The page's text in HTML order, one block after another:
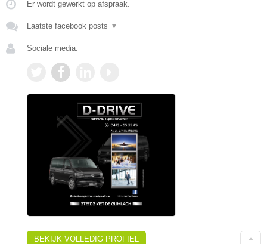
Er wordt gewerkt op afspraak.
Laatste facebook posts ▼
Sociale media:
BEKIJK VOLLEDIG PROFIEL